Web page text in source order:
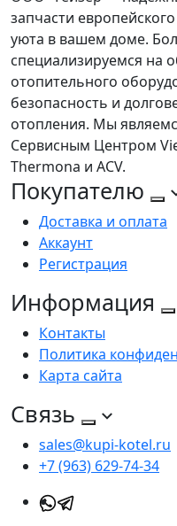
запчасти
уюта в вашем доме.
специализируемся на
отопительного
безопасность и
отопления. Мы
Сервисным Центром
Thermona и ACV.
Покупателю
Доставка и оплата
Аккаунт
Регистрация
Информация
Контакты
Политика
Карта сайта
Связь
sales@kupi-kotel.ru
+7 (963) 629-74-34